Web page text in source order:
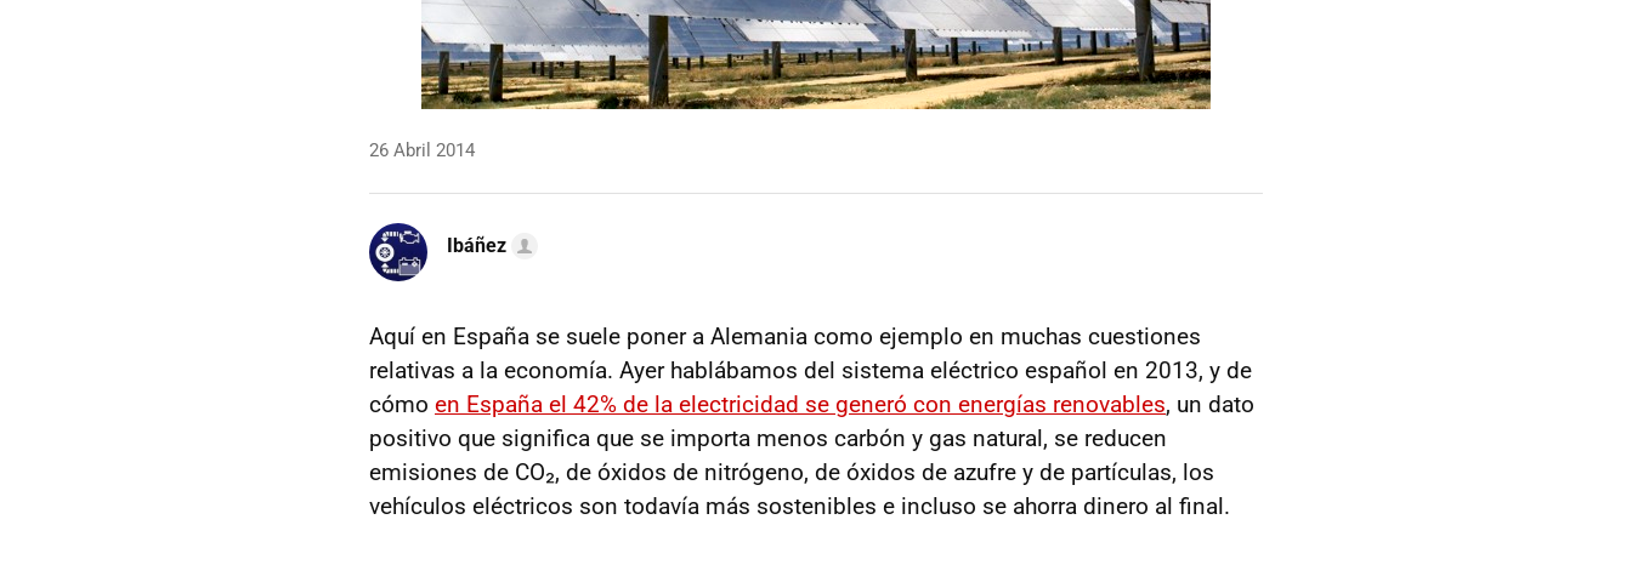
26 Abril 2014
Ibáñez
Aquí en España se suele poner a Alemania como ejemplo en muchas cuestiones
relativas a la economía. Ayer hablábamos del sistema eléctrico español en 2013, y de
cómo en España el 42% de la electricidad se generó con energías renovables, un dato
positivo que significa que se importa menos carbón y gas natural, se reducen
emisiones de CO₂, de óxidos de nitrógeno, de óxidos de azufre y de partículas, los
vehículos eléctricos son todavía más sostenibles e incluso se ahorra dinero al final.